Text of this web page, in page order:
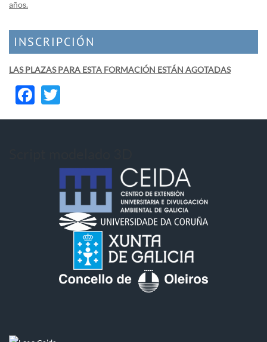
años.
INSCRIPCIÓN
LAS PLAZAS PARA ESTA FORMACIÓN ESTÁN AGOTADAS
Facebook